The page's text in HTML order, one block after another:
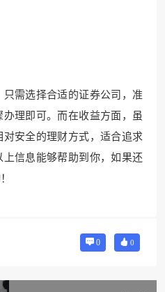
需选择合适的证券公司，准
理即可。而在收益方面，虽
安全的理财方式，适合追求
信息能够帮助到你，如果还
0 0